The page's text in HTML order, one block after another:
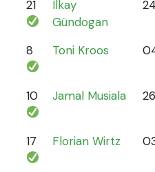
21
Ilkay
Gündogan
8 Toni Kroos
10 Jamal Musiala
17 Florian Wirtz